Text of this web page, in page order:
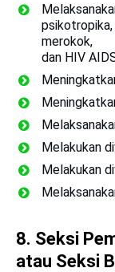
psikotropika,
merokok,
dan HIV
Melakukan
Melakukan
8. Seksi
atau Seksi